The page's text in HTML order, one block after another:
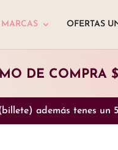
OFERTAS
DE COMPRA
además tenes un